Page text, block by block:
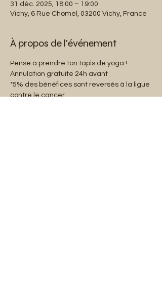
31 déc. 2025, 18:00 – 19:00
Vichy, 6 Rue Chomel, 03200 Vichy, France
À propos de l'événement
Pense à prendre ton tapis de yoga !
Annulation gratuite 24h avant
*5% des bénéfices sont reversés à la ligue
contre le cancer.